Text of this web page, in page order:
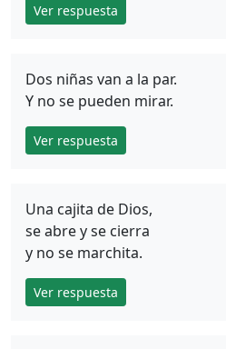
Ver respuesta
Dos niñas van a la par.
Y no se pueden mirar.
Ver respuesta
Una cajita de Dios,
se abre y se cierra
y no se marchita.
Ver respuesta